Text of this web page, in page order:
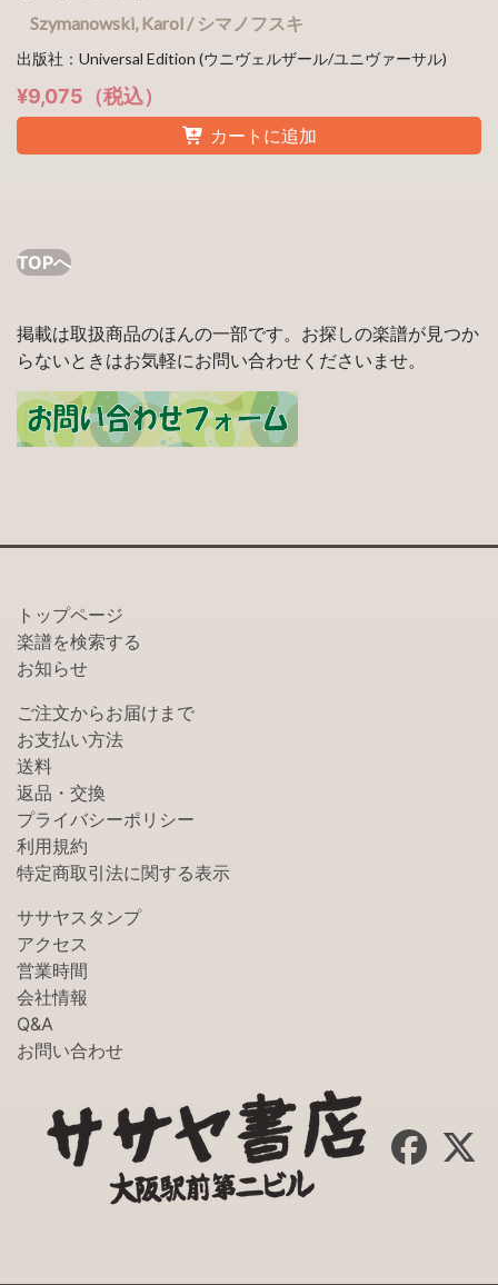
Szymanowski, Karol / シマノフスキ
出版社：Universal Edition (ウニヴェルザール/ユニヴァーサル)
¥9,075（税込）
カートに追加
TOPへ
掲載は取扱商品のほんの一部です。お探しの楽譜が見つか
らないときはお気軽にお問い合わせくださいませ。
トップページ
楽譜を検索する
お知らせ
ご注文からお届けまで
お支払い方法
送料
返品・交換
プライバシーポリシー
利用規約
特定商取引法に関する表示
ササヤスタンプ
アクセス
営業時間
会社情報
Q&A
お問い合わせ